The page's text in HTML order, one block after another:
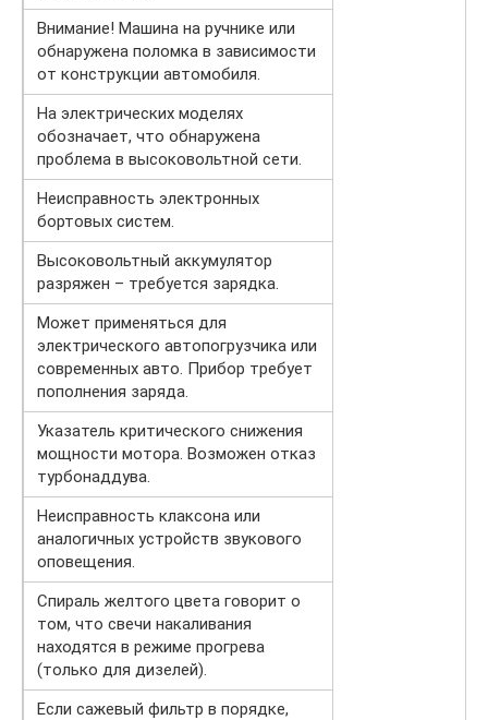
Внимание! Машина на ручнике или
обнаружена поломка в зависимости
от конструкции автомобиля.
На электрических моделях
обозначает, что обнаружена
проблема в высоковольтной сети.
Неисправность электронных
бортовых систем.
Высоковольтный аккумулятор
разряжен – требуется зарядка.
Может применяться для
электрического автопогрузчика или
современных авто. Прибор требует
пополнения заряда.
Указатель критического снижения
мощности мотора. Возможен отказ
турбонаддува.
Неисправность клаксона или
аналогичных устройств звукового
оповещения.
Спираль желтого цвета говорит о
том, что свечи накаливания
находятся в режиме прогрева
(только для дизелей).
Если сажевый фильтр в порядке,